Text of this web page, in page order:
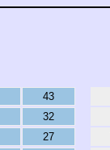
43
32
27